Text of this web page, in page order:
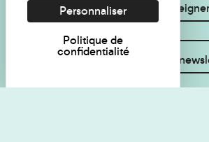
Je souhaite des
Inscrivez-vous à la
Personnaliser
Politique de
confidentialité